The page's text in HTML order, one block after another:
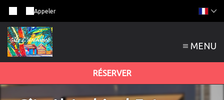
Appeler
MENU
RÉSERVER